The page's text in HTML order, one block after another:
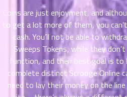
Coins are just enjoyment, and
to get a lot more of them, you
cash. You’ll not be able to
Sweeps Tokens, while they
function, and their best goal is to
complete distinct Scrooge Online
need to lay their money on the
ตอน
ที่
11
ตอน
ที่